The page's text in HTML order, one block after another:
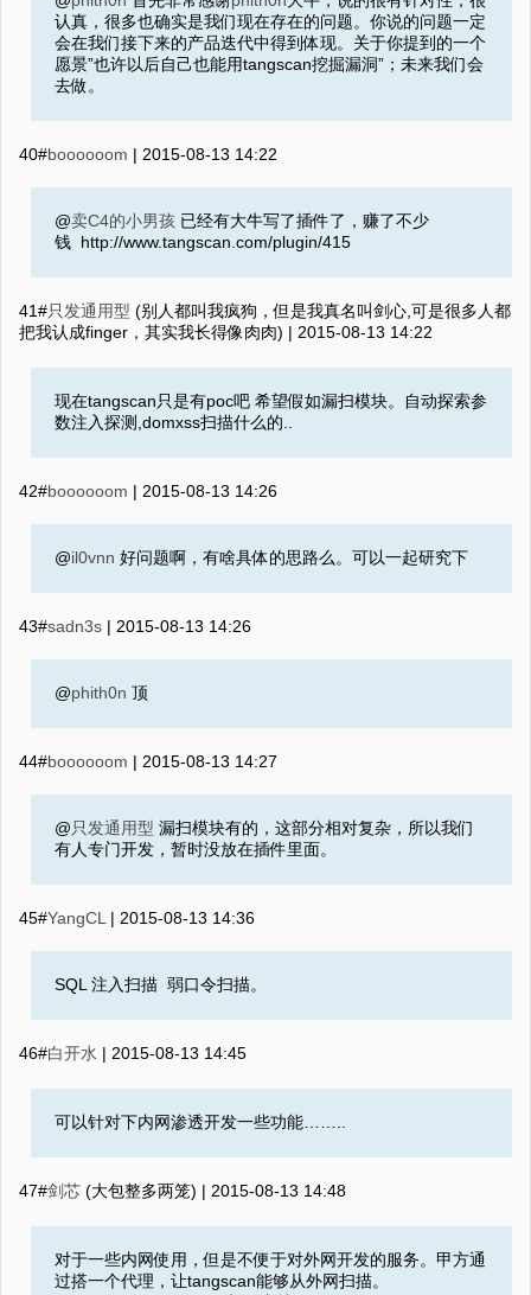
认真，很多也确实是我们现在存在的问题。你说的问题一定
会在我们接下来的产品迭代中得到体现。关于你提到的一个
愿景”也许以后自己也能用tangscan挖掘漏洞”；未来我们会
去做。
40#boooooom | 2015-08-13 14:22
@卖C4的小男孩 已经有大牛写了插件了，赚了不少
钱 http://www.tangscan.com/plugin/415
41#只发通用型 (别人都叫我疯狗，但是我真名叫剑心,可是很多人都
把我认成finger，其实我长得像肉肉) | 2015-08-13 14:22
现在tangscan只是有poc吧 希望假如漏扫模块。自动探索参
数注入探测,domxss扫描什么的..
42#boooooom | 2015-08-13 14:26
@il0vnn 好问题啊，有啥具体的思路么。可以一起研究下
43#sadn3s | 2015-08-13 14:26
@phith0n 顶
44#boooooom | 2015-08-13 14:27
@只发通用型 漏扫模块有的，这部分相对复杂，所以我们
有人专门开发，暂时没放在插件里面。
45#YangCL | 2015-08-13 14:36
SQL 注入扫描 弱口令扫描。
46#白开水 | 2015-08-13 14:45
可以针对下内网渗透开发一些功能……..
47#剑芯 (大包整多两笼) | 2015-08-13 14:48
对于一些内网使用，但是不便于对外网开发的服务。甲方通
过搭一个代理，让tangscan能够从外网扫描。